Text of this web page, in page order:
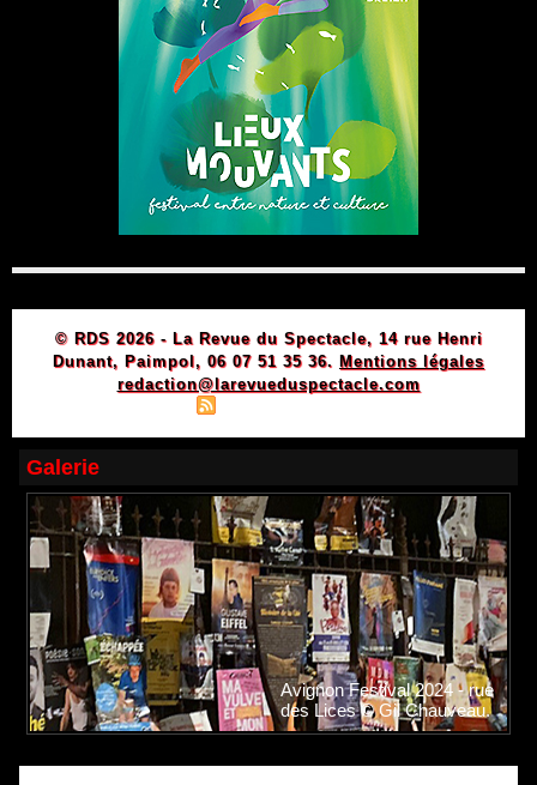
© RDS 2026 - La Revue du Spectacle, 14 rue Henri
Dunant, Paimpol, 06 07 51 35 36. Mentions légales
redaction@larevueduspectacle.com
Galerie
Avignon Festival 2024 - rue
des Lices © Gil Chauveau.